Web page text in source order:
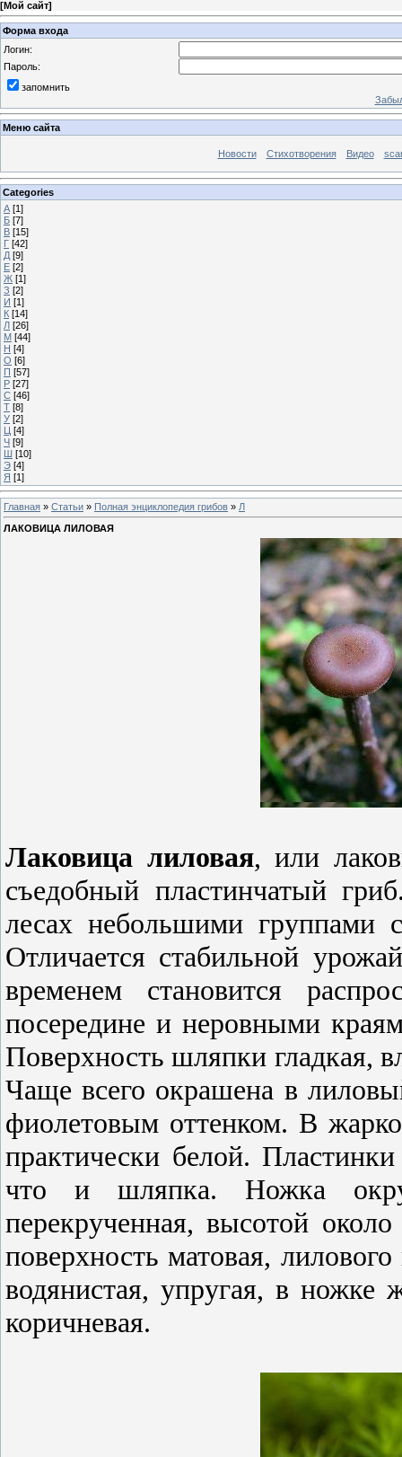
[Мой сайт]
Форма входа
Логин:
Пароль:
запомнить
Меню сайта
Новости Стихотворения Видео
Categories
А [1]
Б [7]
В [15]
Г [42]
Д [9]
Е [2]
Ж [1]
З [2]
И [1]
К [14]
Л [26]
М [44]
Н [4]
О [6]
П [57]
Р [27]
С [46]
Т [8]
У [2]
Ц [4]
Ч [9]
Ш [10]
Э [4]
Я [1]
Главная » Статьи » Полная энциклопедия грибов » Л
ЛАКОВИЦА ЛИЛОВАЯ
Лаковица лиловая, или
съедобный пластинчатый
лесах небольшими группами
Отличается стабильной
временем становится
посередине и неровными
Поверхность шляпки гладкая,
Чаще всего окрашена в
фиолетовым оттенком. В
практически белой.
что и шляпка. Ножка
перекрученная, высотой
поверхность матовая,
водянистая, упругая, в ножке
коричневая.